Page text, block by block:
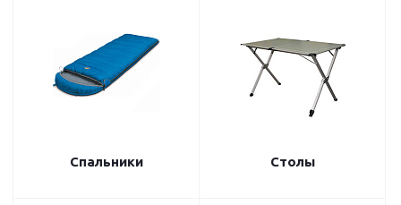
Спальники Столы